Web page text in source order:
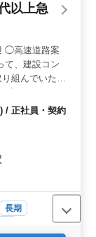
迎です。 培
した職場
、年収400
ています。
が期待でき
以上急
◯高速道路案
て、建設コン
組んでいただ
市内勤
/ 正社員・契約
長期